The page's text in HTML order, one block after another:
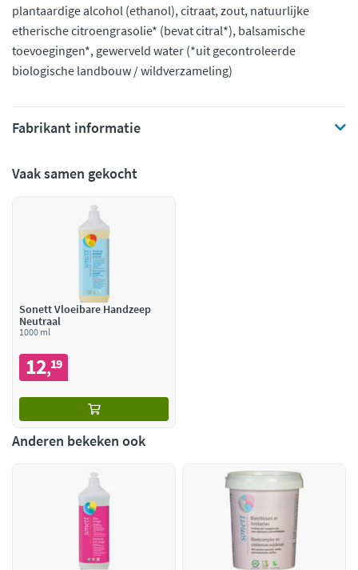
plantaardige alcohol (ethanol), citraat, zout, natuurlijke
etherische citroengrasolie* (bevat citral*), balsamische
toevoegingen*, gewerveld water (*uit gecontroleerde
biologische landbouw / wildverzameling)
Fabrikant informatie
Vaak samen gekocht
Sonett Vloeibare Handzeep
Neutraal
1000 ml
12,19
Anderen bekeken ook